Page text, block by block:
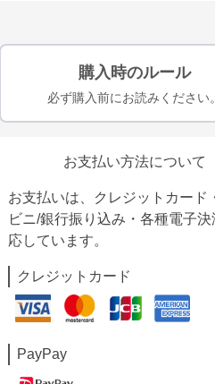
購入時のルール
必ず購入前にお読みください。
お支払い方法について
お支払いは、クレジットカード
ビニ/銀行振り込み・各種電子
応しています。
クレジットカード
PayPay